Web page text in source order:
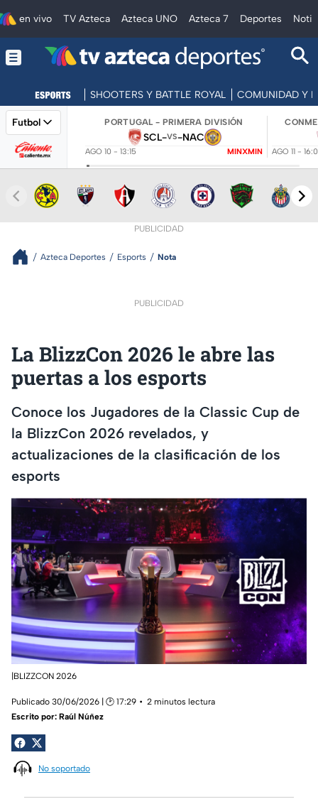
en vivo TV Azteca Azteca UNO Azteca 7 Deportes
SHOOTERS Y BATTLE ROYAL COMUNIDAD Y
Futbol PORTUGAL - PRIMERA DIVISIÓN
SCL-VS-NAC
AGO 10 - 13:15 MINXMIN AGO 11 -
PUBLICIDAD
Azteca Deportes Esports Nota
PUBLICIDAD
La BlizzCon 2026 le abre las
puertas a los esports
Conoce los Jugadores de la Classic Cup de
la BlizzCon 2026 revelados, y
actualizaciones de la clasificación de los
esports
|BLIZZCON 2026
Publicado 30/06/2026 | 🕑 17:29
2 minutos lectura
Escrito por: Raúl Núñez
No soportado